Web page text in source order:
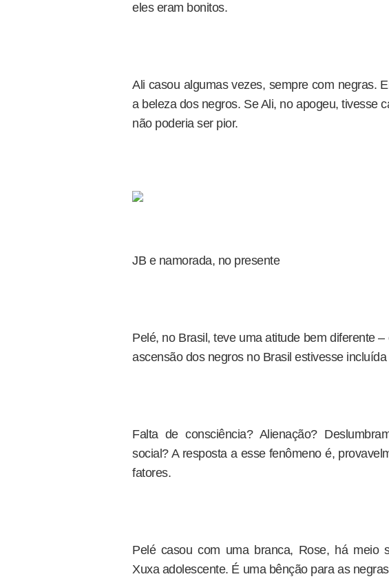
eles eram bonitos.
Ali casou algumas vezes, sempre com negras.
a beleza dos negros. Se Ali, no apogeu, tivesse
não poderia ser pior.
JB e namorada, no presente
Pelé, no Brasil, teve uma atitude bem diferente
ascensão dos negros no Brasil estivesse
Falta de consciência? Alienação?
social? A resposta a esse fenômeno é,
fatores.
Pelé casou com uma branca, Rose, há meio
Xuxa adolescente. É uma bênção para as